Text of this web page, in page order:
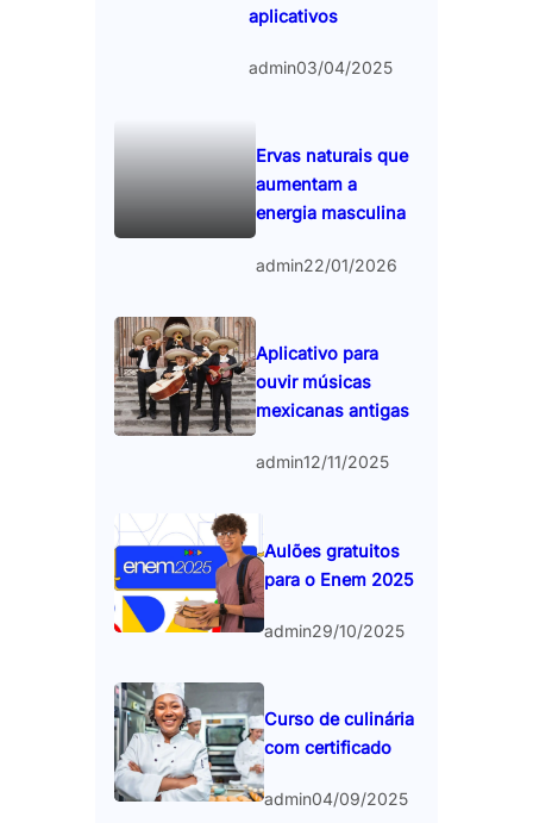
aplicativos
admin03/04/2025
Ervas naturais que
aumentam a
energia masculina
admin22/01/2026
Aplicativo para
ouvir músicas
mexicanas antigas
admin12/11/2025
Aulões gratuitos
para o Enem 2025
admin29/10/2025
Curso de culinária
com certificado
admin04/09/2025